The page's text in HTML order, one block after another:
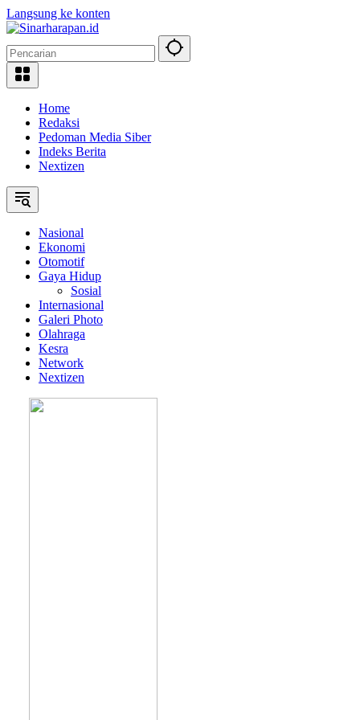
Langsung ke konten
Home
Redaksi
Pedoman Media Siber
Indeks Berita
Nextizen
Nasional
Ekonomi
Otomotif
Gaya Hidup
Sosial
Internasional
Galeri Photo
Olahraga
Kesra
Network
Nextizen